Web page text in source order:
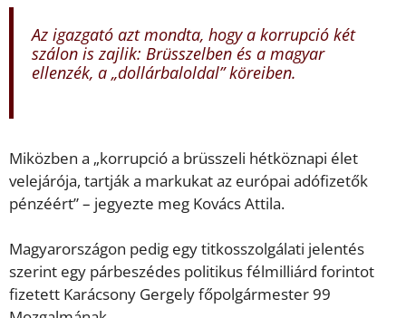
Az igazgató azt mondta, hogy a korrupció két
szálon is zajlik: Brüsszelben és a magyar
ellenzék, a „dollárbaloldal” köreiben.
Miközben a „korrupció a brüsszeli hétköznapi élet
velejárója, tartják a markukat az európai adófizetők
pénzéért” – jegyezte meg Kovács Attila.
Magyarországon pedig egy titkosszolgálati jelentés
szerint egy párbeszédes politikus félmilliárd forintot
fizetett Karácsony Gergely főpolgármester 99